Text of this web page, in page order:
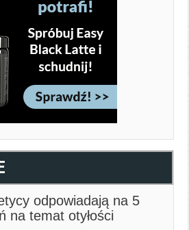
odpowiadają na 5
na temat otyłości